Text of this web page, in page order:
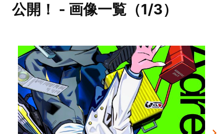
公開！ - 画像一覧（1/3）